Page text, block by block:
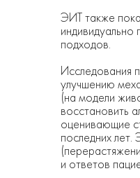
ЭИТ также
подходов.
Исследования
улучшению
(на модели
восстановить
оценивающие
последних лет.
и ответов